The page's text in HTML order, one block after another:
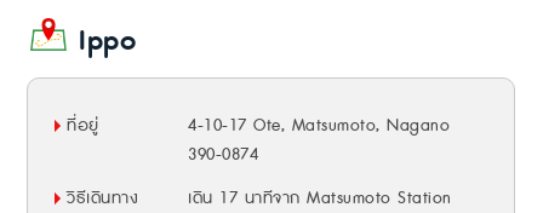
Ippo
ที่อยู่
4-10-17 Ote, Matsumoto, Nagano
390-0874
วิธีเดินทาง
เดิน 17 นาทีจาก Matsumoto Station